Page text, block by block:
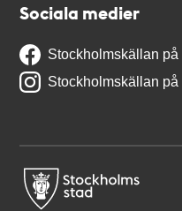
Sociala medier
Stockholmskällan
Stockholmskällan på